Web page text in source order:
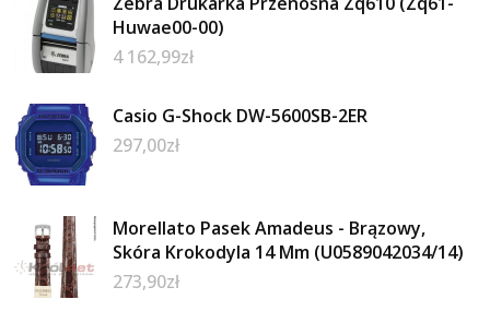
Huwae00-00)
4 162,99zł
Casio G-Shock DW-5600SB-2ER
297,00zł
Morellato Pasek Amadeus - Brązowy,
Skóra Krokodyla 14 Mm (U0589042034/14)
273,90zł